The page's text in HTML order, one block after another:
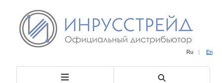
Ru | En